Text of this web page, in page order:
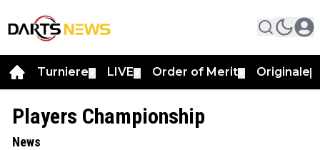
Turniere LIVE Order of Merit Originale
Players Championship
News